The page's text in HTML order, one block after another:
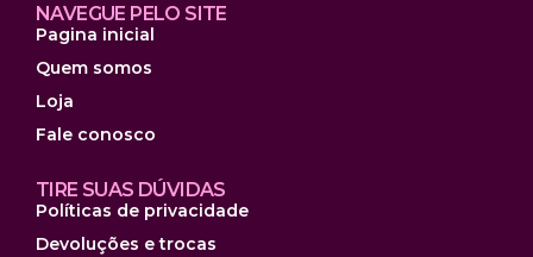
NAVEGUE PELO SITE
Pagina inicial
Quem somos
Loja
Fale conosco
TIRE SUAS DÚVIDAS
Políticas de privacidade
Devoluções e trocas